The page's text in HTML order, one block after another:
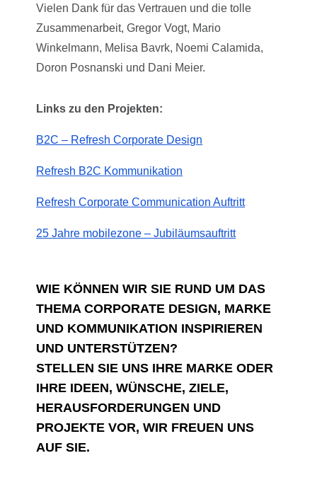
Vielen Dank für das Vertrauen und die tolle
Zusammenarbeit, Gregor Vogt, Mario
Winkelmann, Melisa Bavrk, Noemi Calamida,
Doron Posnanski und Dani Meier.
Links zu den Projekten:
B2C – Refresh Corporate Design
Refresh B2C Kommunikation
Refresh Corporate Communication Auftritt
25 Jahre mobilezone – Jubiläumsauftritt
WIE KÖNNEN WIR SIE RUND UM DAS
THEMA CORPORATE DESIGN, MARKE
UND KOMMUNIKATION INSPIRIEREN
UND UNTERSTÜTZEN?
STELLEN SIE UNS IHRE MARKE ODER
IHRE IDEEN, WÜNSCHE, ZIELE,
HERAUSFORDERUNGEN UND
PROJEKTE VOR, WIR FREUEN UNS
AUF SIE.